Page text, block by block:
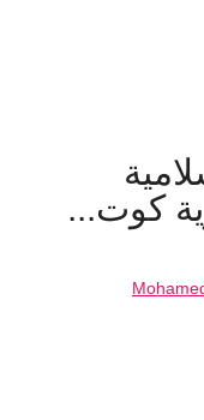
كوت...